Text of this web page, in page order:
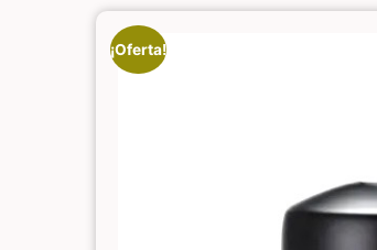
¡Oferta!